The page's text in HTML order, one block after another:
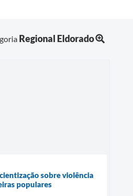
Regional Eldorado
sobre violência
populares